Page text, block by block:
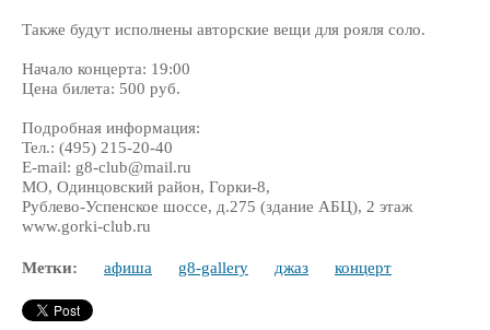
Также будут исполнены авторские вещи для рояля соло.
Начало концерта: 19:00
Цена билета: 500 руб.
Подробная информация:
Тел.: (495) 215-20-40
E-mail: g8-club@mail.ru
МО, Одинцовский район, Горки-8,
Рублево-Успенское шоссе, д.275 (здание АБЦ), 2 этаж
www.gorki-club.ru
Метки: афиша g8-gallery джаз концерт